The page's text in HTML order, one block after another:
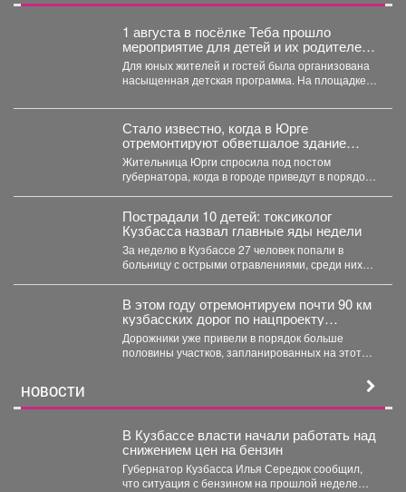
1 августа в посёлке Теба прошло
мероприятие для детей и их родителей
посвященное дню рождения поселка.
Для юных жителей и гостей была организована
насыщенная детская программа. На площадке
Стало известно, когда в Юрге
отремонтируют обветшалое здание
ЗАГСа
Жительница Юрги спросила под постом
губернатора, когда в городе приведут в порядок
Пострадали 10 детей: токсиколог
Кузбасса назвал главные яды недели
За неделю в Кузбассе 27 человек попали в
больницу с острыми отравлениями, среди них
В этом году отремонтируем почти 90 км
кузбасских дорог по нацпроекту
«Инфраструктура для жизни», который
инициировал наш Президент Владимир
Владимирович Путин.
Дорожники уже привели в порядок больше
половины участков, запланированных на этот
НОВОСТИ
В Кузбассе власти начали работать над
снижением цен на бензин
Губернатор Кузбасса Илья Середюк сообщил,
что ситуация с бензином на прошлой неделе